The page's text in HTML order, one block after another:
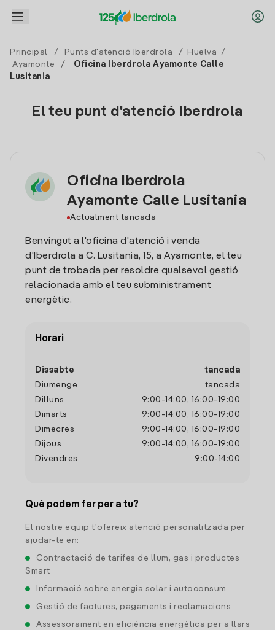
Principal / Punts d'atenció Iberdrola / Huelva
/
Ayamonte
/
Oficina Iberdrola Ayamonte Calle
Lusitania
El teu punt d'atenció Iberdrola
Oficina Iberdrola
Ayamonte Calle Lusitania
Actualment tancada
Benvingut a l'oficina d'atenció i venda
d'Iberdrola a C. Lusitania, 15, a Ayamonte, el teu
punt de trobada per resoldre qualsevol gestió
relacionada amb el teu subministrament
energètic.
Horari
Dissabte
tancada
Diumenge
tancada
Dilluns
9:00 - 14:00 , 16:00- 19:00
Dimarts
9:00 - 14:00 , 16:00- 19:00
Dimecres
9:00 - 14:00 , 16:00- 19:00
Dijous
9:00 - 14:00 , 16:00- 19:00
Divendres
9:00- 14:00
Què podem fer per a tu?
El nostre equip t'ofereix atenció personalitzada per
ajudar-te en:
Contractació de tarifes de llum, gas i productes
Smart
Informació sobre energia solar i autoconsum
Gestió de factures, pagaments i reclamacions
Assessorament en eficiència energètica per a llars